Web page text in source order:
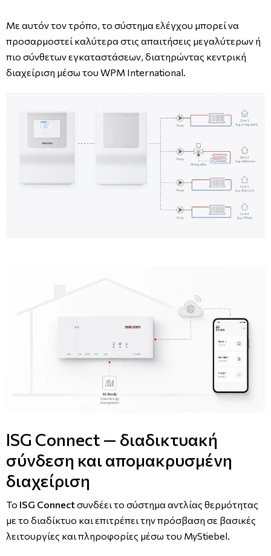
Με αυτόν τον τρόπο, το σύστημα ελέγχου μπορεί να
προσαρμοστεί καλύτερα στις απαιτήσεις μεγαλύτερων ή
πιο σύνθετων εγκαταστάσεων, διατηρώντας κεντρική
διαχείριση μέσω του WPM International.
ISG Connect — διαδικτυακή
σύνδεση και απομακρυσμένη
διαχείριση
Το ISG Connectσυνδέει το σύστημα αντλίας θερμότητας
με το διαδίκτυο και επιτρέπει την πρόσβαση σε βασικές
λειτουργίες και πληροφορίες μέσω του MyStiebel.